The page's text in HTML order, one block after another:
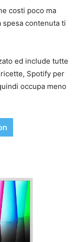
costi poco ma
spesa contenuta ti
ed include tutte
Spotify per
occupa meno